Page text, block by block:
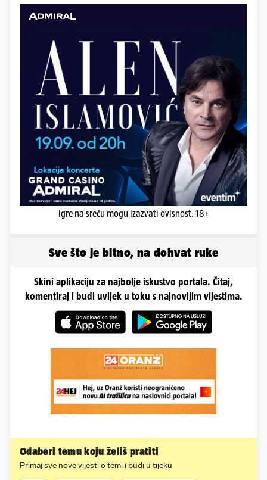
Igre na sreću mogu izazvati ovisnost. 18+
Sve što je bitno, na dohvat ruke
Skini aplikaciju za najbolje iskustvo portala. Čitaj,
komentiraj i budi uvijek u toku s najnovijim vijestima.
Odaberi temu koju želiš pratiti
Primaj sve nove vijesti o temi i budi u tijeku